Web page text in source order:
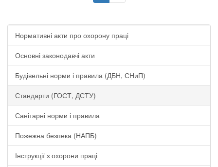
Нормативні акти про охорону праці
Основні законодавчі акти
Будівельні норми і правила (ДБН, СНиП)
Стандарти (ГОСТ, ДСТУ)
Санітарні норми і правила
Пожежна безпека (НАПБ)
Інструкції з охорони праці